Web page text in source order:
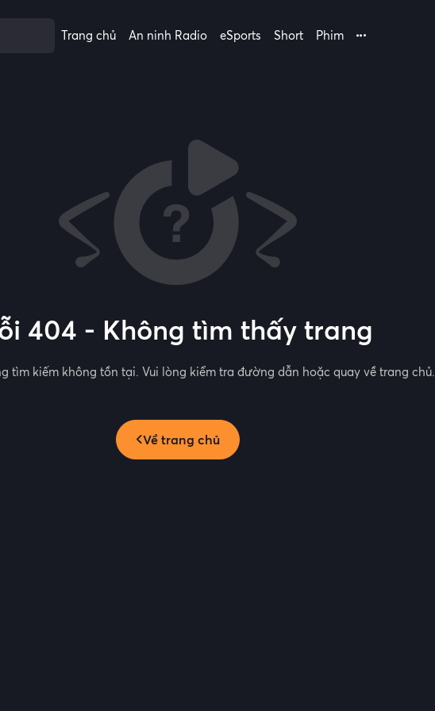
Trang chủ An ninh Radio eSports Short Phim
404 - Không tìm thấy trang
tìm kiếm không tồn tại. Vui lòng kiểm tra đường dẫn hoặc quay về trang chủ.
Về trang chủ